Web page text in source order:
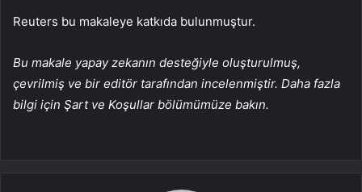
Reuters bu makaleye katkıda bulunmuştur.
Bu makale yapay zekanın desteğiyle oluşturulmuş,
çevrilmiş ve bir editör tarafından incelenmiştir. Daha fazla
bilgi için Şart ve Koşullar bölümümüze bakın.